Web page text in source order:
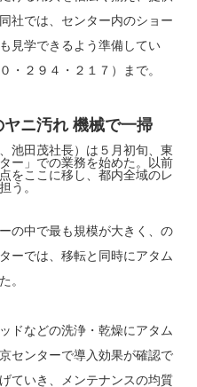
社では、センター内のショー
見学できるよう準備してい
・２９４・２１７）まで。
ニ汚れ 機械で一掃
池田茂社長）は５月初旬、東
ー」での業務を始めた。以前
をここに移し、都内全域のレ
う。
の中で最も規模が大きく、の
ーでは、移転と同時にアタム
。
ドなどの洗浄・乾燥にアタム
センターで導入効果が確認で
ていき、メンテナンスの均質